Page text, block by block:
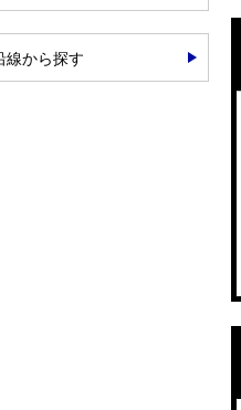
線から探す